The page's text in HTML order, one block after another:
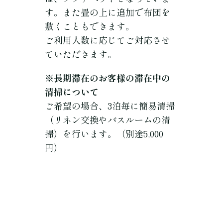
す。また畳の上に追加で布団を
敷くこともできます。
ご利用人数に応じてご対応させ
ていただきます。
※長期滞在のお客様の滞在中の
清掃について
ご希望の場合、3泊毎に簡易清掃
（リネン交換やバスルームの清
掃）を行います。（別途5,000
円）